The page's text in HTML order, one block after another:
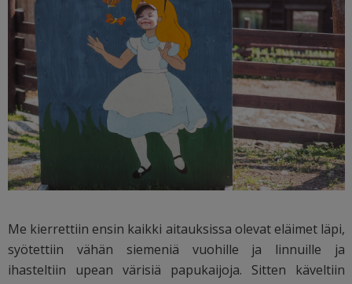
Me kierrettiin ensin kaikki aitauksissa olevat eläimet läpi,
syötettiin vähän siemeniä vuohille ja linnuille ja
ihasteltiin upean värisiä papukaijoja. Sitten käveltiin